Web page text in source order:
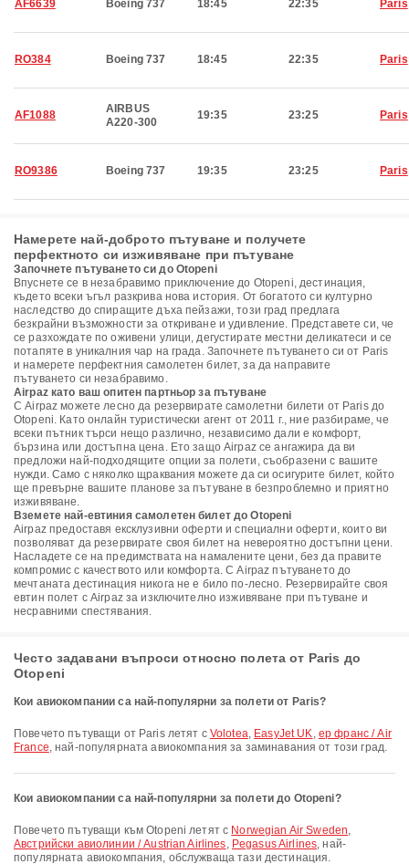
AF6639 Boeing 737 18:45 22:35 Paris
RO384 Boeing 737 18:45 22:35 Paris
AF1088
AIRBUS
A220-300
19:35 23:25 Paris
RO9386 Boeing 737 19:35 23:25 Paris
Намерете най-доброто пътуване и получете
перфектното си изживяване при пътуване
Започнете пътуването си до Otopeni
Впуснете се в незабравимо приключение до Otopeni, дестинация,
където всеки ъгъл разкрива нова история. От богатото си културно
наследство до спиращите дъха пейзажи, този град предлага
безкрайни възможности за откриване и удивление. Представете си, че
се разхождате по оживени улици, дегустирате местни деликатеси и се
потапяте в уникалния чар на града. Започнете пътуването си от Paris
и намерете перфектния самолетен билет, за да направите
пътуването си незабравимо.
Airpaz като ваш опитен партньор за пътуване
С Airpaz можете лесно да резервирате самолетни билети от Paris до
Otopeni. Като онлайн туристически агент от 2011 г., ние разбираме, че
всеки пътник търси нещо различно, независимо дали е комфорт,
бързина или достъпна цена. Ето защо Airpaz се ангажира да ви
предложи най-подходящите опции за полети, съобразени с вашите
нужди. Само с няколко щраквания можете да си осигурите билет, който
ще превърне вашите планове за пътуване в безпроблемно и приятно
изживяване.
Вземете най-евтиния самолетен билет до Otopeni
Airpaz предоставя ексклузивни оферти и специални оферти, които ви
позволяват да резервирате своя билет на невероятно достъпни цени.
Насладете се на предимствата на намалените цени, без да правите
компромис с качеството или комфорта. С Airpaz пътуването до
мечтаната дестинация никога не е било по-лесно. Резервирайте своя
евтин полет с Airpaz за изключително изживяване при пътуване и
несравними спестявания.
Често задавани въпроси относно полета от Paris до
Otopeni
Кои авиокомпании са най-популярни за полети от Paris?
Повечето пътуващи от Paris летят с Volotea, EasyJet UK, ер франс / Air
France, най-популярната авиокомпания за заминавания от този град.
Кои авиокомпании са най-популярни за полети до Otopeni?
Повечето пътуващи към Otopeni летят с Norwegian Air Sweden,
Австрийски авиолинии / Austrian Airlines, Pegasus Airlines, най-
популярната авиокомпания, обслужваща тази дестинация.